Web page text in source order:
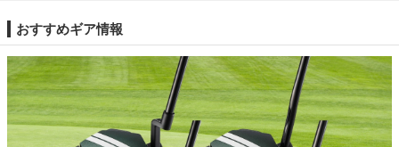
おすすめギア情報